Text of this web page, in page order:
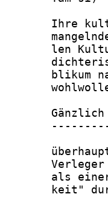
Ihre
len
blikum
als
keit"